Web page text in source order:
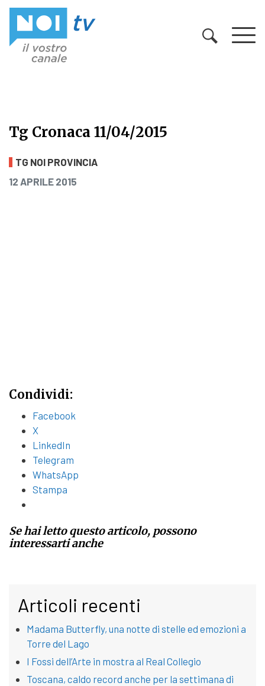
Tg Cronaca 11/04/2015
Tg Cronaca 11/04/2015
TG NOI PROVINCIA
PUBBLICATO IL
12 APRILE 2015
Condividi:
Facebook
X
LinkedIn
Telegram
WhatsApp
Stampa
Se hai letto questo articolo, possono
interessarti anche
Articoli recenti
Madama Butterfly, una notte di stelle ed emozioni a
Torre del Lago
I Fossi dell’Arte in mostra al Real Collegio
Toscana, caldo record anche per la settimana di